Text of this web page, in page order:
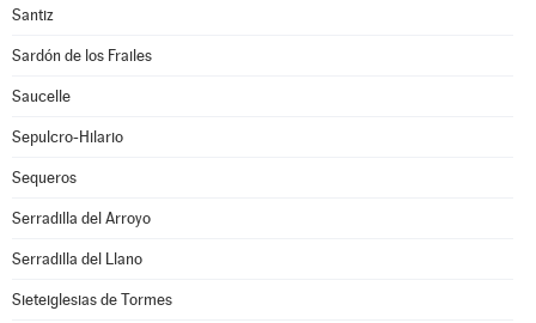
Santiz
Sardón de los Frailes
Saucelle
Sepulcro-Hilario
Sequeros
Serradilla del Arroyo
Serradilla del Llano
Sieteiglesias de Tormes